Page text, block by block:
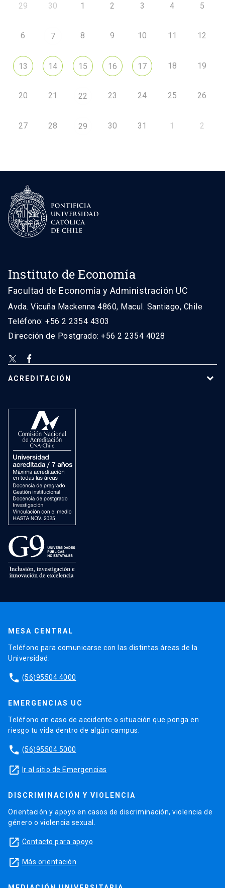
29 30 1 2 3 4 5
6 7 8 9 10 11 12
13 14 15 16 17 18 19
20 21 22 23 24 25 26
27 28 29 30 31 1 2
Instituto de Economía
Facultad de Economía y Administración UC
Avda. Vicuña Mackenna 4860, Macul. Santiago, Chile
Teléfono: +56 2 2354 4303
Dirección de Postgrado: +56 2 2354 4028
ACREDITACIÓN
MESA CENTRAL
Teléfono para comunicarse con las distintas áreas de la
Universidad.
phone (56)95504 4000
EMERGENCIAS UC
Teléfono en caso de accidente o situación que ponga en
riesgo tu vida dentro de algún campus.
phone (56)95504 5000
launch Ir al sitio de Emergencias
DISCRIMINACIÓN Y VIOLENCIA
Orientación y apoyo en casos de discriminación, violencia de
género o violencia sexual.
launch Contacto para apoyo
launch Más orientación